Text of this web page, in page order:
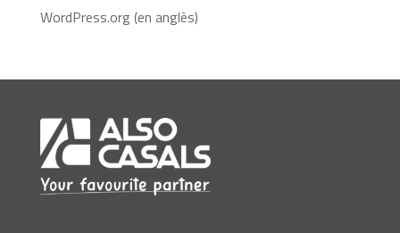
WordPress.org (en anglès)